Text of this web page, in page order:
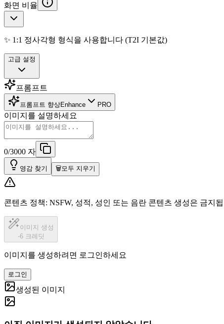
화면 비율
✨ 1:1 정사각형 형식을 사용합니다 (T2I 기본값)
고급 설정
프롬프트
프롬프트 향상Enhance PRO
이미지를 설명하세요
0/3000 자
영감 찾기 🗑️모두 지우기
콘텐츠 정책: NSFW, 성적, 성인 또는 음란 콘텐츠 생성은 금지
이미지 생성
-6 크레딧
이미지를 생성하려면 로그인하세요
로그인
생성된 이미지